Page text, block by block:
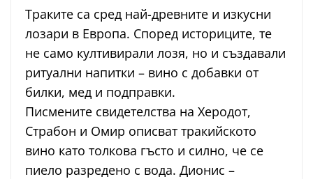
Траките са сред най-древните и изкусни
лозари в Европа. Според историците, те
не само култивирали лозя, но и създавали
ритуални напитки – вино с добавки от
билки, мед и подправки.
Писмените свидетелства на Херодот,
Страбон и Омир описват тракийското
вино като толкова гъсто и силно, че се
пиело разредено с вода. Дионис –